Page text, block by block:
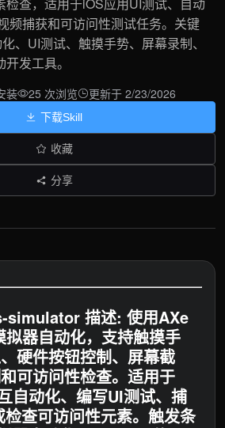
频捕获和可访问性测试任务。关键
、UI测试、触摸手势、屏幕录制、
发工具。
装 25 次浏览 更新于 2/23/2026
下载Skill
收藏
分享
simulator 描述: 使用AXe
器自动化，支持触摸手
硬件按钮控制、屏幕截
可访问性检查。适用于
自动化、编写UI测试、捕
查可访问性元素。触发条